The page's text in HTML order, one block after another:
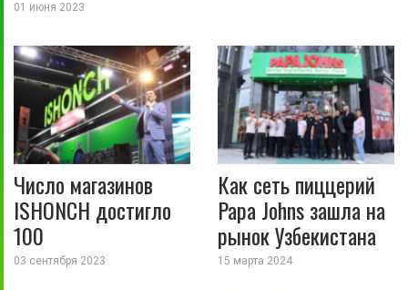
01 июня 2023
Число магазинов
ISHONCH достигло
100
03 сентября 2023
Как сеть пиццерий
Papa Johns зашла на
рынок Узбекистана
15 марта 2024